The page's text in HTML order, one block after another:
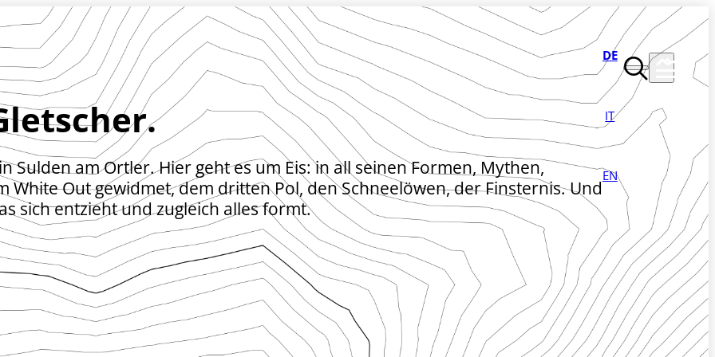
DE
IT
EN
Sulden am Ortler. Hier geht es um Eis: in all seinen Formen, Mythen,
White Out gewidmet, dem dritten Pol, den Schneelöwen, der Finsternis. Und
sich entzieht und zugleich alles formt.